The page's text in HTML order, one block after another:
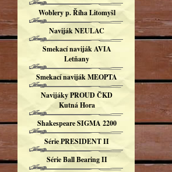
Woblery p. Říha Litomyšl
Naviják NEULAC
Smekací naviják AVIA
Letňany
Smekací naviják MEOPTA
Navijáky PROUD ČKD
Kutná Hora
Shakespeare SIGMA 2200
Série PRESIDENT II
Série Ball Bearing II